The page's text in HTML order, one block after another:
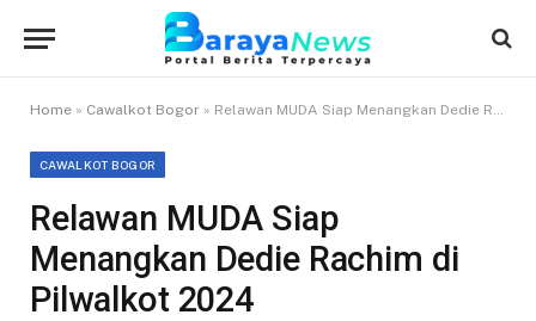
Home » Cawalkot Bogor » Relawan MUDA Siap Menangkan Dedie Rachim di Pilwalkot 2024
CAWALKOT BOGOR
Relawan MUDA Siap
Menangkan Dedie Rachim di
Pilwalkot 2024